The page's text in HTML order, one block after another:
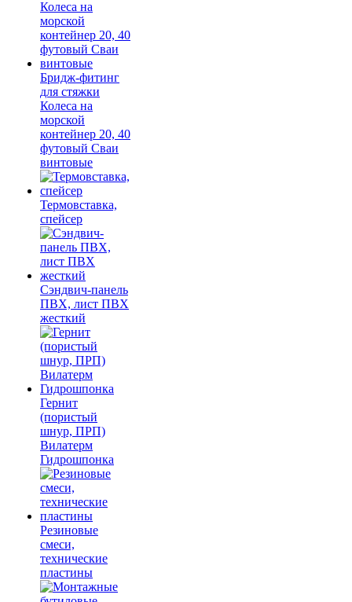
Бридж-фитинг
для стяжки
Колеса на
морской
контейнер 20, 40
футовый Сваи
винтовые
Термовставка,
спейсер
Сэндвич-панель
ПВХ, лист ПВХ
жесткий
Гернит
(пористый
шнур, ПРП)
Вилатерм
Гидрошпонка
Резиновые
смеси,
технические
пластины